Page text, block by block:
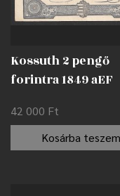
Kossuth 2 pengő
forintra 1849 aEF
42 000 Ft
Kosárba teszem